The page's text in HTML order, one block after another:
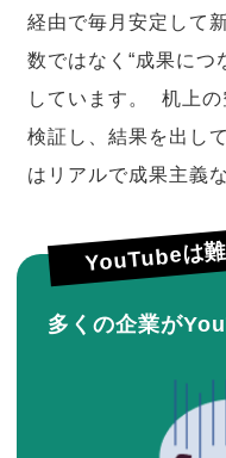
経由で毎月安定して
数ではなく“成果につ
しています。 机上の
検証し、結果を出し
はリアルで成果主義
YouTubeは
多くの企業が